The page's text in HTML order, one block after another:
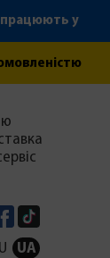
працюють у
InstagramFacebook
UA